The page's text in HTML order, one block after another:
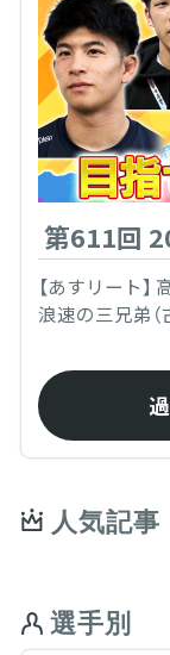
第611回
【あすリート
浪速の三兄弟（
人気記事
選手別